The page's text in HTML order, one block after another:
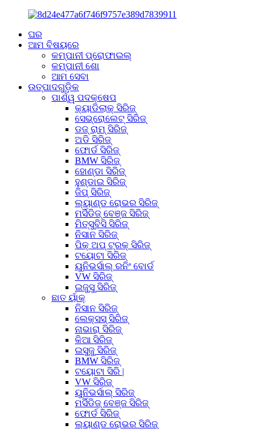
ଘର
ଆମ ବିଷୟରେ
କମ୍ପାନୀ ପ୍ରୋଫାଇଲ୍
କମ୍ପାନୀ ଶୋ
ଆମ ସେବା
ଉତ୍ପାଦଗୁଡ଼ିକ
ପାର୍ଶ୍ୱ ପଦକ୍ଷେପ
କ୍ୟାଡିଲାକ୍ ସିରିଜ୍
ସେଭ୍ରୋଲେଟ୍ ସିରିଜ୍
ଡଜ୍ ରାମ୍ ସିରିଜ୍
ଅଡି ସିରିଜ୍
ଫୋର୍ଡ ସିରିଜ୍
BMW ସିରିଜ୍
ହୋଣ୍ଡା ସିରିଜ୍
ହୁଣ୍ଡାଇ ସିରିଜ୍
ଜିପ୍ ସିରିଜ୍
ଲ୍ୟାଣ୍ଡ ରୋଭର ସିରିଜ୍
ମର୍ସିଡିଜ୍ ବେଞ୍ଜ ସିରିଜ୍
ମିତ୍ସୁବିସି ସିରିଜ୍
ନିସାନ ସିରିଜ୍
ପିକ୍ ଅପ୍ ଟ୍ରକ୍ ସିରିଜ୍
ଟୟୋଟା ସିରିଜ୍
ୟୁନିଭର୍ସାଲ୍ ରନିଂ ବୋର୍ଡ
VW ସିରିଜ୍
ଇଜୁସୁ ସିରିଜ୍
ଛାତ ର୍ୟାକ୍
ନିସାନ ସିରିଜ୍
ଲେକ୍ସସ୍ ସିରିଜ୍
ନାଭାରା ସିରିଜ୍
କିଆ ସିରିଜ୍
ଇସୁଜୁ ସିରିଜ୍
BMW ସିରିଜ୍
ଟୟୋଟା ସିରି |
VW ସିରିଜ୍
ୟୁନିଭର୍ସାଲ୍ ସିରିଜ୍
ମର୍ସିଡିଜ୍ ବେଞ୍ଜ ସିରିଜ୍
ଫୋର୍ଡ ସିରିଜ୍
ଲ୍ୟାଣ୍ଡ ରୋଭର ସିରିଜ୍